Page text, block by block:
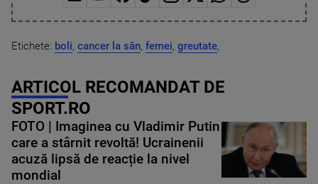
Etichete: boli, cancer la sân, femei, greutate,
ARTICOL RECOMANDAT DE
SPORT.RO
FOTO | Imaginea cu Vladimir Putin
care a stârnit revoltă! Ucrainenii
acuză lipsă de reacție la nivel
mondial